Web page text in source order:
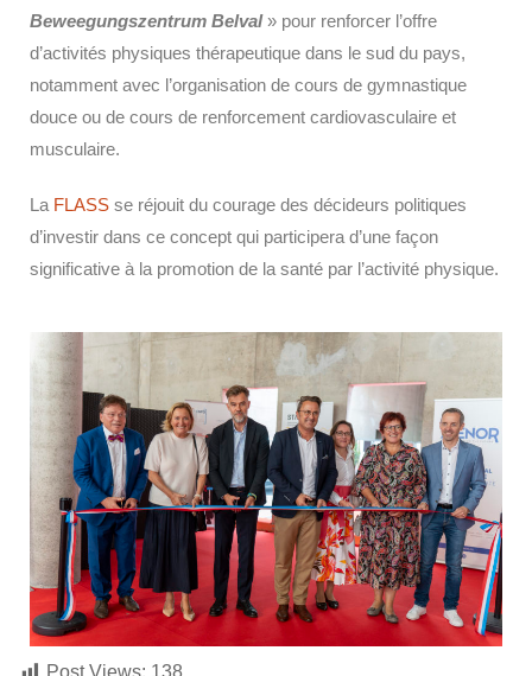
Beweegungszentrum Belval» pour renforcer l’offre
d’activités physiques thérapeutique dans le sud du pays,
notamment avec l’organisation de cours de gymnastique
douce ou de cours de renforcement cardiovasculaire et
musculaire.
La FLASS se réjouit du courage des décideurs politiques
d’investir dans ce concept qui participera d’une façon
significative à la promotion de la santé par l’activité physique.